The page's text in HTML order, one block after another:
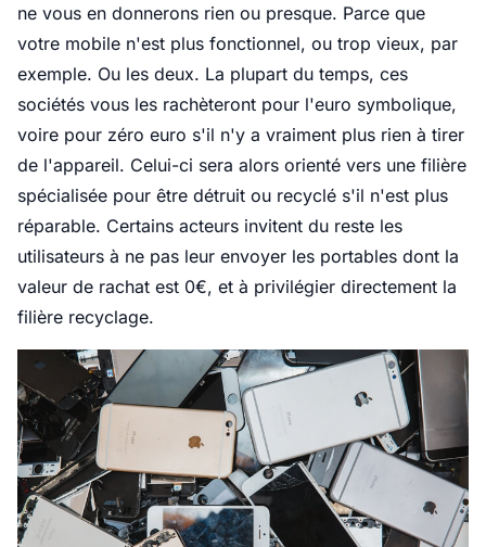
ne vous en donnerons rien ou presque. Parce que
votre mobile n'est plus fonctionnel, ou trop vieux, par
exemple. Ou les deux. La plupart du temps, ces
sociétés vous les rachèteront pour l'euro symbolique,
voire pour zéro euro s'il n'y a vraiment plus rien à tirer
de l'appareil. Celui-ci sera alors orienté vers une filière
spécialisée pour être détruit ou recyclé s'il n'est plus
réparable. Certains acteurs invitent du reste les
utilisateurs à ne pas leur envoyer les portables dont la
valeur de rachat est 0€, et à privilégier directement la
filière recyclage.